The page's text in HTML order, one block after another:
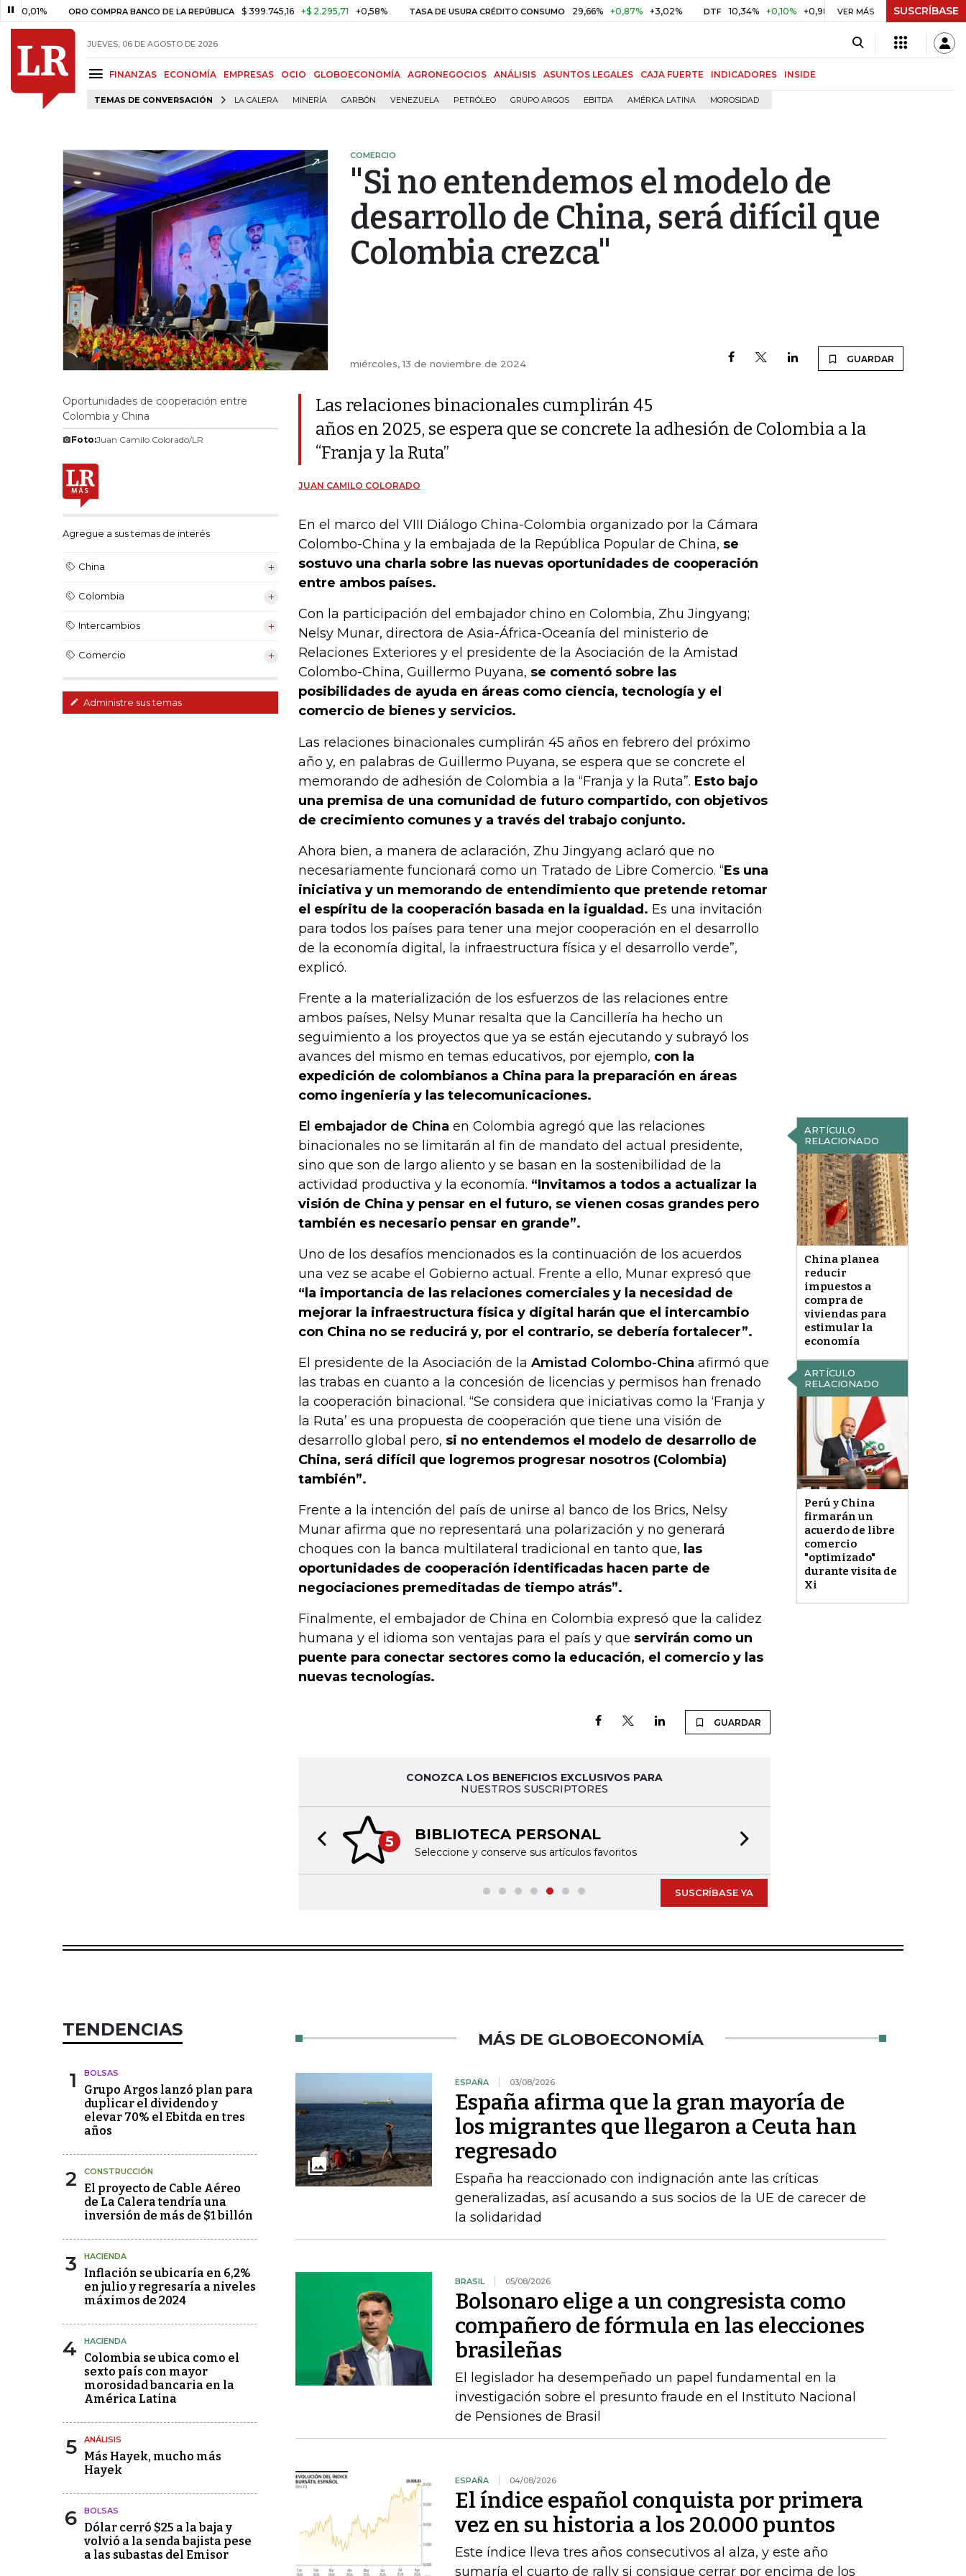
ORO COMPRA BANCO DE LA REPÚBLICA $ 399.745,16 +$ 2.295,71 +0,58% TASA DE USURA CRÉDITO CONSUMO 29,66% +0,87% +3,02% DTF 10,34% +0,10% +0,98% UVR $ 416,86 +$ 0,05 +0,01%
VER MÁS SUSCRÍBASE
JUEVES, 06 DE AGOSTO DE 2026
FINANZAS ECONOMÍA EMPRESAS OCIO GLOBOECONOMÍA AGRONEGOCIOS ANÁLISIS ASUNTOS LEGALES CAJA FUERTE INDICADORES INSIDE
TEMAS DE CONVERSACIÓN LA CALERA MINERÍA CARBÓN VENEZUELA PETRÓLEO GRUPO ARGOS EBITDA AMÉRICA LATINA MOROSIDAD
COMERCIO
"Si no entendemos el modelo de
desarrollo de China, será difícil que
Colombia crezca"
miércoles, 13 de noviembre de 2024 GUARDAR
Oportunidades de cooperación entre
Colombia y China
Foto:Juan Camilo Colorado/LR
Agregue a sus temas de interés
China
Colombia
Intercambios
Comercio
Administre sus temas
Las relaciones binacionales cumplirán 45
años en 2025, se espera que se concrete la adhesión de Colombia a la
“Franja y la Ruta”
JUAN CAMILO COLORADO
En el marco del VIII Diálogo China-Colombia organizado por la Cámara
Colombo-China y la embajada de la República Popular de China, se
sostuvo una charla sobre las nuevas oportunidades de cooperación
entre ambos países.
Con la participación del embajador chino en Colombia, Zhu Jingyang;
Nelsy Munar, directora de Asia-África-Oceanía del ministerio de
Relaciones Exteriores y el presidente de la Asociación de la Amistad
Colombo-China, Guillermo Puyana, se comentó sobre las
posibilidades de ayuda en áreas como ciencia, tecnología y el
comercio de bienes y servicios.
Las relaciones binacionales cumplirán 45 años en febrero del próximo
año y, en palabras de Guillermo Puyana, se espera que se concrete el
memorando de adhesión de Colombia a la “Franja y la Ruta”. Esto bajo
una premisa de una comunidad de futuro compartido, con objetivos
de crecimiento comunes y a través del trabajo conjunto.
Ahora bien, a manera de aclaración, Zhu Jingyang aclaró que no
necesariamente funcionará como un Tratado de Libre Comercio. “Es una
iniciativa y un memorando de entendimiento que pretende retomar
el espíritu de la cooperación basada en la igualdad. Es una invitación
para todos los países para tener una mejor cooperación en el desarrollo
de la economía digital, la infraestructura física y el desarrollo verde”,
explicó.
Frente a la materialización de los esfuerzos de las relaciones entre
ambos países, Nelsy Munar resalta que la Cancillería ha hecho un
seguimiento a los proyectos que ya se están ejecutando y subrayó los
avances del mismo en temas educativos, por ejemplo, con la
expedición de colombianos a China para la preparación en áreas
como ingeniería y las telecomunicaciones.
ARTÍCULO
RELACIONADO
China planea
reducir
impuestos a
compra de
viviendas para
estimular la
economía
El embajador de China en Colombia agregó que las relaciones
binacionales no se limitarán al fin de mandato del actual presidente,
sino que son de largo aliento y se basan en la sostenibilidad de la
actividad productiva y la economía. “Invitamos a todos a actualizar la
visión de China y pensar en el futuro, se vienen cosas grandes pero
también es necesario pensar en grande”.
Uno de los desafíos mencionados es la continuación de los acuerdos
una vez se acabe el Gobierno actual. Frente a ello, Munar expresó que
“la importancia de las relaciones comerciales y la necesidad de
mejorar la infraestructura física y digital harán que el intercambio
con China no se reducirá y, por el contrario, se debería fortalecer”.
ARTÍCULO
RELACIONADO
Perú y China
firmarán un
acuerdo de libre
comercio
"optimizado"
durante visita de
Xi
El presidente de la Asociación de la Amistad Colombo-China afirmó que
las trabas en cuanto a la concesión de licencias y permisos han frenado
la cooperación binacional. “Se considera que iniciativas como la ‘Franja y
la Ruta’ es una propuesta de cooperación que tiene una visión de
desarrollo global pero, si no entendemos el modelo de desarrollo de
China, será difícil que logremos progresar nosotros (Colombia)
también”.
Frente a la intención del país de unirse al banco de los Brics, Nelsy
Munar afirma que no representará una polarización y no generará
choques con la banca multilateral tradicional en tanto que, las
oportunidades de cooperación identificadas hacen parte de
negociaciones premeditadas de tiempo atrás”.
Finalmente, el embajador de China en Colombia expresó que la calidez
humana y el idioma son ventajas para el país y que servirán como un
puente para conectar sectores como la educación, el comercio y las
nuevas tecnologías.
GUARDAR
CONOZCA LOS BENEFICIOS EXCLUSIVOS PARA
NUESTROS SUSCRIPTORES
5 BIBLIOTECA PERSONAL
Seleccione y conserve sus artículos favoritos
Previous slide
SUSCRÍBASE YA
TENDENCIAS
1 BOLSAS
Grupo Argos lanzó plan para
duplicar el dividendo y
elevar 70% el Ebitda en tres
años
2 CONSTRUCCIÓN
El proyecto de Cable Aéreo
de La Calera tendría una
inversión de más de $1 billón
3 HACIENDA
Inflación se ubicaría en 6,2%
en julio y regresaría a niveles
máximos de 2024
4 HACIENDA
Colombia se ubica como el
sexto país con mayor
morosidad bancaria en la
América Latina
5 ANÁLISIS
Más Hayek, mucho más
Hayek
6 BOLSAS
Dólar cerró $25 a la baja y
volvió a la senda bajista pese
a las subastas del Emisor
MÁS DE GLOBOECONOMÍA
ESPAÑA 03/08/2026
España afirma que la gran mayoría de
los migrantes que llegaron a Ceuta han
regresado
España ha reaccionado con indignación ante las críticas
generalizadas, así acusando a sus socios de la UE de carecer de
la solidaridad
BRASIL 05/08/2026
Bolsonaro elige a un congresista como
compañero de fórmula en las elecciones
brasileñas
El legislador ha desempeñado un papel fundamental en la
investigación sobre el presunto fraude en el Instituto Nacional
de Pensiones de Brasil
ESPAÑA 04/08/2026
El índice español conquista por primera
vez en su historia a los 20.000 puntos
Este índice lleva tres años consecutivos al alza, y este año
sumaría el cuarto de rally si consigue cerrar por encima de los